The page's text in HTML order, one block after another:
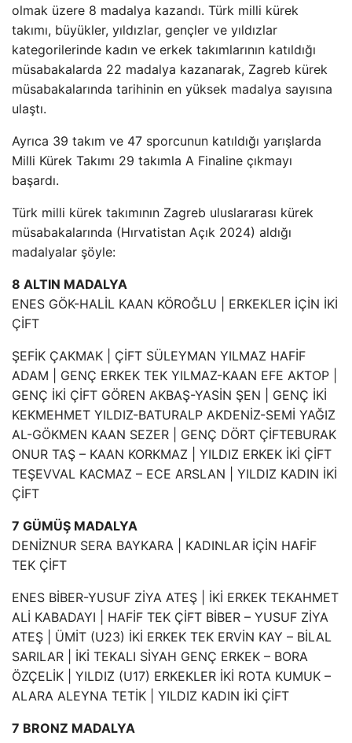
olmak üzere 8 madalya kazandı. Türk milli kürek
takımı, büyükler, yıldızlar, gençler ve yıldızlar
kategorilerinde kadın ve erkek takımlarının katıldığı
müsabakalarda 22 madalya kazanarak, Zagreb kürek
müsabakalarında tarihinin en yüksek madalya sayısına
ulaştı.
Ayrıca 39 takım ve 47 sporcunun katıldığı yarışlarda
Milli Kürek Takımı 29 takımla A Finaline çıkmayı
başardı.
Türk milli kürek takımının Zagreb uluslararası kürek
müsabakalarında (Hırvatistan Açık 2024) aldığı
madalyalar şöyle:
8 ALTIN ​​MADALYA
ENES GÖK-HALİL KAAN KÖROĞLU | ERKEKLER İÇİN İKİ
ÇİFT
ŞEFİK ÇAKMAK | ÇİFT SÜLEYMAN YILMAZ HAFİF
ADAM | GENÇ ERKEK TEK YILMAZ-KAAN EFE AKTOP |
GENÇ İKİ ÇİFT GÖREN AKBAŞ-YASİN ŞEN | GENÇ İKİ
KEKMEHMET YILDIZ-BATURALP AKDENİZ-SEMİ YAĞIZ
AL-GÖKMEN KAAN SEZER | GENÇ DÖRT ÇİFTEBURAK
ONUR TAŞ – KAAN KORKMAZ | YILDIZ ERKEK İKİ ÇİFT
TEŞEVVAL KACMAZ – ECE ARSLAN | YILDIZ KADIN İKİ
ÇİFT
7 GÜMÜŞ MADALYA
DENİZNUR SERA BAYKARA | KADINLAR İÇİN HAFİF
TEK ÇİFT
ENES BİBER-YUSUF ZİYA ATEŞ | İKİ ERKEK TEKAHMET
ALİ KABADAYI | HAFİF TEK ÇİFT BİBER – YUSUF ZİYA
ATEŞ | ÜMİT (U23) İKİ ERKEK TEK ERVİN KAY – BİLAL
SARILAR | İKİ TEKALI SİYAH GENÇ ERKEK – BORA
ÖZÇELİK | YILDIZ (U17) ERKEKLER İKİ ROTA KUMUK –
ALARA ALEYNA TETİK | YILDIZ KADIN İKİ ÇİFT
7 BRONZ MADALYA